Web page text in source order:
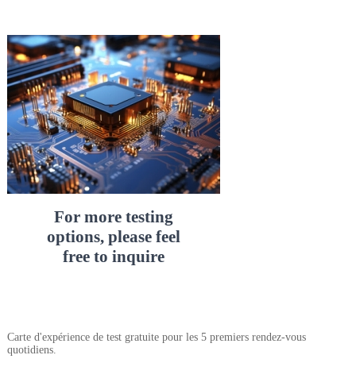
For more testing
options, please feel
free to inquire
Carte d'expérience de test gratuite pour les 5 premiers rendez-vous
quotidiens.